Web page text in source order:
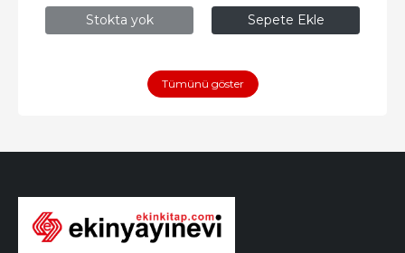
Stokta yok Sepete Ekle
Tümünü göster